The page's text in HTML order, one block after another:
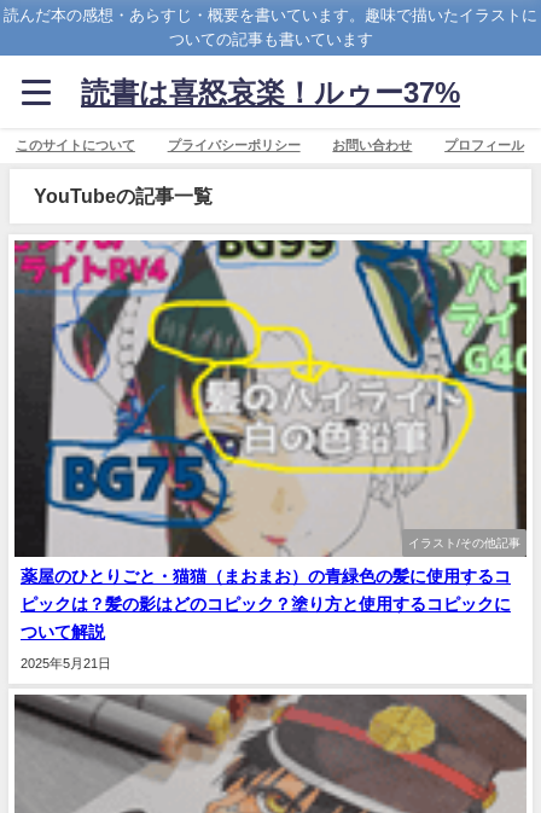
読んだ本の感想・あらすじ・概要を書いています。趣味で描いたイラストに
ついての記事も書いています
読書は喜怒哀楽！ルゥー37%
このサイトについて プライバシーポリシー お問い合わせ プロフィール
YouTubeの記事一覧
イラスト/その他記事
薬屋のひとりごと・猫猫（まおまお）の青緑色の髪に使用するコ
ピックは？髪の影はどのコピック？塗り方と使用するコピックに
ついて解説
2025年5月21日